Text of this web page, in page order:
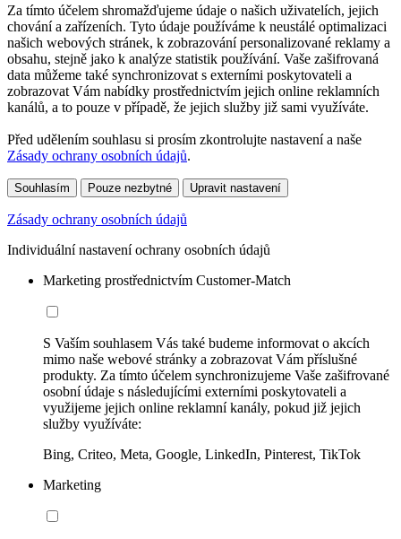
Za tímto účelem shromažďujeme údaje o našich uživatelích, jejich
chování a zařízeních. Tyto údaje používáme k neustálé optimalizaci
našich webových stránek, k zobrazování personalizované reklamy a
obsahu, stejně jako k analýze statistik používání. Vaše zašifrovaná
data můžeme také synchronizovat s externími poskytovateli a
zobrazovat Vám nabídky prostřednictvím jejich online reklamních
kanálů, a to pouze v případě, že jejich služby již sami využíváte.
Před udělením souhlasu si prosím zkontrolujte nastavení a naše
Zásady ochrany osobních údajů.
Souhlasím Pouze nezbytné Upravit nastavení
Zásady ochrany osobních údajů
Individuální nastavení ochrany osobních údajů
Marketing prostřednictvím Customer-Match
S Vaším souhlasem Vás také budeme informovat o akcích
mimo naše webové stránky a zobrazovat Vám příslušné
produkty. Za tímto účelem synchronizujeme Vaše zašifrované
osobní údaje s následujícími externími poskytovateli a
využijeme jejich online reklamní kanály, pokud již jejich
služby využíváte:
Bing, Criteo, Meta, Google, LinkedIn, Pinterest, TikTok
Marketing